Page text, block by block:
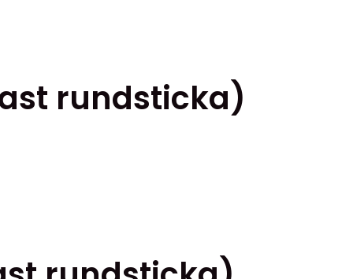
rundsticka)